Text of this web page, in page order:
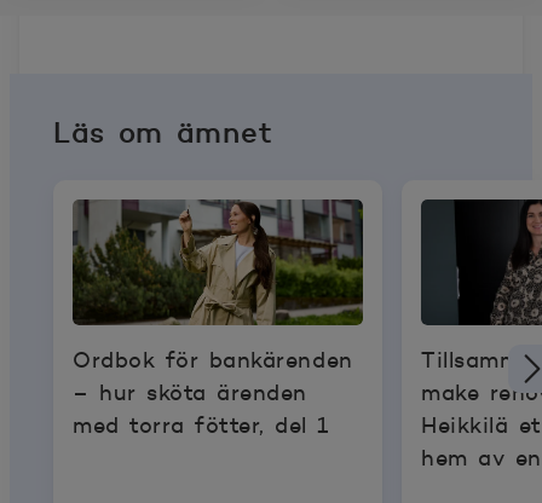
Läs om ämnet
Ordbok för bankärenden
– hur sköta ärenden
med torra fötter, del 1
make
Heikkilä
hem av